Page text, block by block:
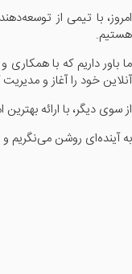
امروز، با تیمی از
هستیم.
ما باور داریم که با
آنلاین خود را آغاز و مدیریت
از سوی دیگر، با ارائه
به آینده‌ای روشن می‌نگریم و